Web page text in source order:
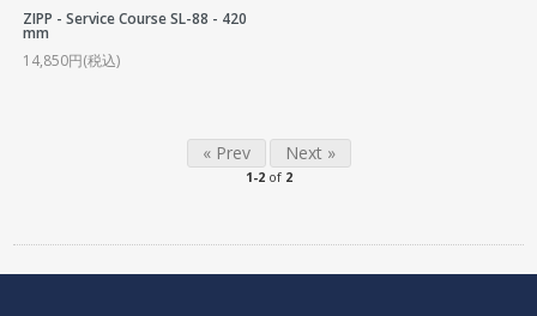
ZIPP - Service Course SL-88 - 420
mm
14,850円(税込)
« Prev Next »
1-2of 2